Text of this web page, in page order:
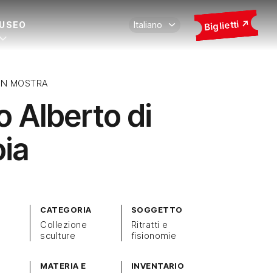
Biglietti
MOSTRA
Alberto di
CATEGORIA
Collezione
sculture
SOGGETTO
Ritratti e
fisionomie
MATERIA E
INVENTARIO